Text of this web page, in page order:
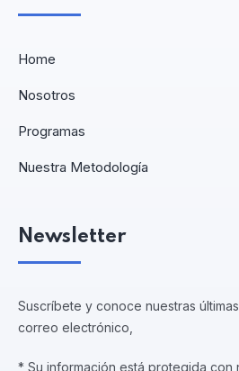
Home
Nosotros
Programas
Nuestra Metodología
Newsletter
Suscríbete y conoce nuestras
correo electrónico,
* Su información está protegida con